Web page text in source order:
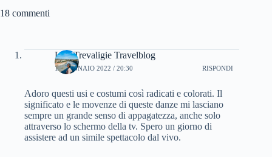
18 commenti
Lisa Trevaligie Travelblog
11 GENNAIO 2022 / 20:30 RISPONDI
Adoro questi usi e costumi così radicati e colorati. Il
significato e le movenze di queste danze mi lasciano
sempre un grande senso di appagatezza, anche solo
attraverso lo schermo della tv. Spero un giorno di
assistere ad un simile spettacolo dal vivo.